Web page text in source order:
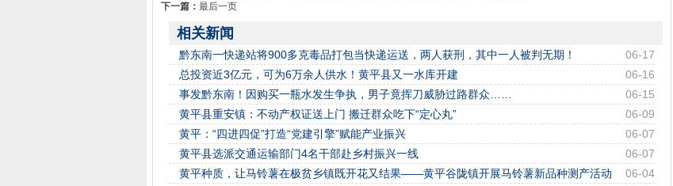
下一篇： 最后一页
相关新闻
06-17
黔东南一快递站将900多克毒品打包当快递运送，两人获刑，其中一人被判无期！
06-16
总投资近3亿元，可为6万余人供水！黄平县又一水库开建
06-15
事发黔东南！因购买一瓶水发生争执，男子竟挥刀威胁过路群众……
06-09
黄平县重安镇：不动产权证送上门 搬迁群众吃下“定心丸”
06-07
黄平：“四进四促”打造“党建引擎”赋能产业振兴
06-07
黄平县选派交通运输部门4名干部赴乡村振兴一线
06-04
黄平种质，让马铃薯在极贫乡镇既开花又结果——黄平谷陇镇开展马铃薯新品种测产活动